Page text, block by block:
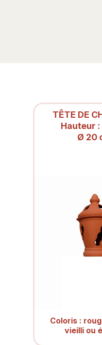
TÊTE DE
Hauteur
Ø 20
Coloris :
vieilli ou